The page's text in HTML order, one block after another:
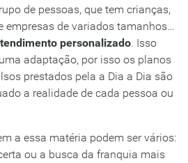
de pessoas, que tem crianças,
empresas de variados tamanhos…
personalizado. Isso
adaptação, por isso os planos
prestados pela a Dia a Dia são
a realidade de cada pessoa ou
a essa matéria podem ser vários:
ou a busca da franquia mais